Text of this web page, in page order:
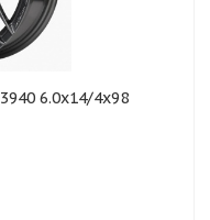
6.0x14/4x98